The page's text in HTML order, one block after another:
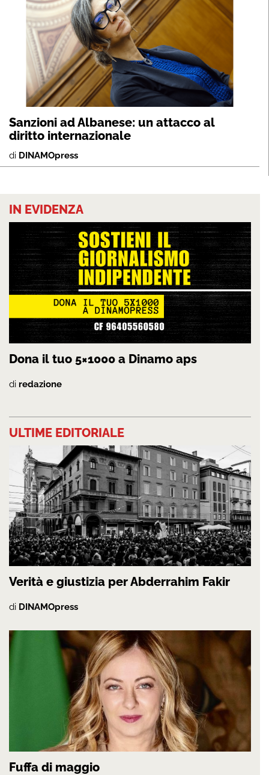
Sanzioni ad Albanese: un attacco al
diritto internazionale
di DINAMOpress
IN EVIDENZA
Dona il tuo 5×1000 a Dinamo aps
di redazione
ULTIME EDITORIALE
Verità e giustizia per Abderrahim Fakir
di DINAMOpress
Fuffa di maggio